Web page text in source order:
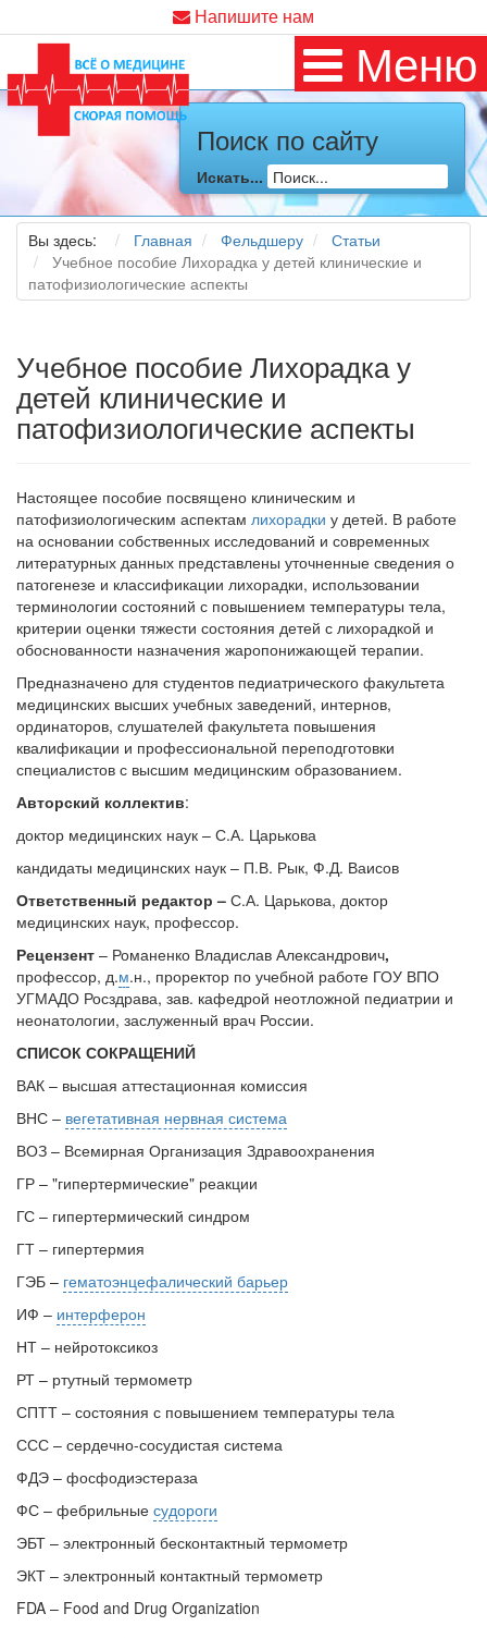
Напишите нам
Меню
Поиск по сайту
Искать...
Вы здесь: Главная Фельдшеру
Статьи
Учебное пособие Лихорадка у детей клинические и
патофизиологические аспекты
Учебное пособие Лихорадка у
детей клинические и
патофизиологические аспекты
Настоящее пособие посвящено клиническим и
патофизиологическим аспектам лихорадки у детей. В работе
на основании собственных исследований и современных
литературных данных представлены уточненные сведения о
патогенезе и классификации лихорадки, использовании
терминологии состояний с повышением температуры тела,
критерии оценки тяжести состояния детей с лихорадкой и
обоснованности назначения жаропонижающей терапии.
Предназначено для студентов педиатрического факультета
медицинских высших учебных заведений, интернов,
ординаторов, слушателей факультета повышения
квалификации и профессиональной переподготовки
специалистов с высшим медицинским образованием.
Авторский коллектив:
доктор медицинских наук – С.А. Царькова
кандидаты медицинских наук – П.В. Рык, Ф.Д. Ваисов
Ответственный редактор – С.А. Царькова, доктор
медицинских наук, профессор.
Рецензент – Романенко Владислав Александрович,
профессор, д.м.н., проректор по учебной работе ГОУ ВПО
УГМАДО Росздрава, зав. кафедрой неотложной педиатрии и
неонатологии, заслуженный врач России.
СПИСОК СОКРАЩЕНИЙ
ВАК – высшая аттестационная комиссия
ВНС – вегетативная нервная система
ВОЗ – Всемирная Организация Здравоохранения
ГР – "гипертермические" реакции
ГС – гипертермический синдром
ГТ – гипертермия
ГЭБ – гематоэнцефалический барьер
ИФ – интерферон
НТ – нейротоксикоз
РТ – ртутный термометр
СПТТ – состояния с повышением температуры тела
ССС – сердечно-сосудистая система
ФДЭ – фосфодиэстераза
ФС – фебрильные судороги
ЭБТ – электронный бесконтактный термометр
ЭКТ – электронный контактный термометр
FDA – Food and Drug Organization